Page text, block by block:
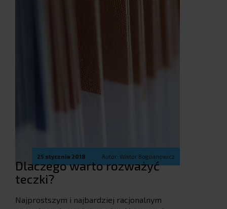
25 stycznia 2018 Autor: Wiktor Bogdanowicz
Dlaczego warto rozważyć
teczki?
Najprostszym i najbardziej racjonalnym